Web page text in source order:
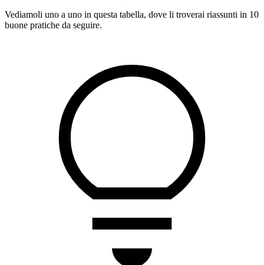
Vediamoli uno a uno in questa tabella, dove li troverai riassunti in 10
buone pratiche da seguire.